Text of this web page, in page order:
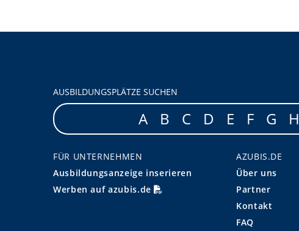
AUSBILDUNGSPLÄTZE SUCHEN
A B C D E F G H
FÜR UNTERNEHMEN
Ausbildungsanzeige inserieren
Werben auf azubis.de
AZUBIS.DE
Über uns
Partner
Kontakt
FAQ